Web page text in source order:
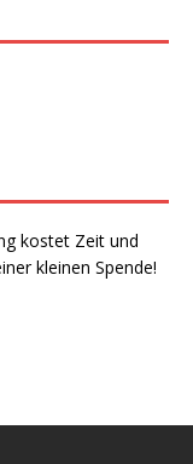
kostet Zeit und
kleinen Spende!